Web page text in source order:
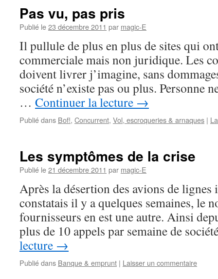
Pas vu, pas pris
Publié le23 décembre 2011 par magic-E
Il pullule de plus en plus de sites qui
commerciale mais non juridique. Les
doivent livrer j’imagine, sans
société n’existe pas ou plus. Personne
… Continuer la lecture →
Publié dans Bof!, Concurrent, Vol, escroqueries & arnaques |
Les symptômes de la crise
Publié le21 décembre 2011 par magic-E
Après la désertion des avions de lignes
constatais il y a quelques semaines, le
fournisseurs en est une autre. Ainsi
plus de 10 appels par semaine de
lecture →
Publié dans Banque & emprunt | Laisser un commentaire